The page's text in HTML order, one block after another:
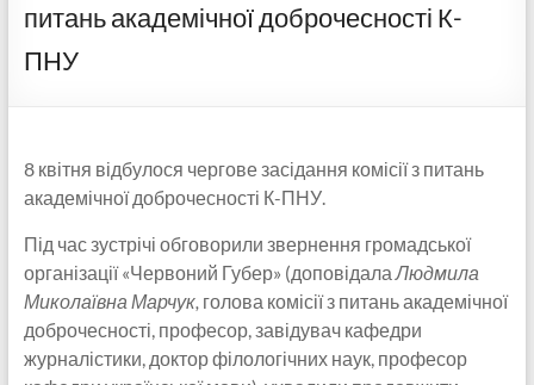
питань академічної доброчесності К-
ПНУ
8 квітня відбулося чергове засідання комісії з питань
академічної доброчесності К-ПНУ.
Під час зустрічі обговорили звернення громадської
організації «Червоний Губер» (доповідалаЛюдмила
Миколаївна Марчук, голова комісії з питань академічної
доброчесності, професор, завідувач кафедри
журналістики, доктор філологічних наук, професор